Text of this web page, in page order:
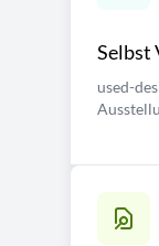
Selbst
used-